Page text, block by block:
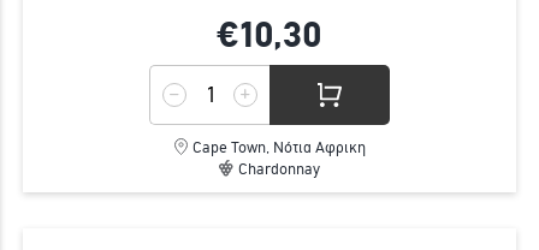
€10,30
Cape Town, Νότια Αφρικη
Chardonnay